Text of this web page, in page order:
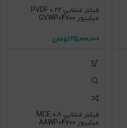
فیلتر غشایی 0.22 PVDF
میلیپور GVWP04700
تومان
فیلتر غشایی 0.8 MCE
میلیپور AAWP04700